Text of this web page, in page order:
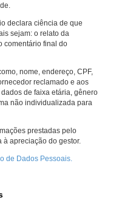
declara ciência de que
sejam: o relato da
comentário final do
nome, endereço, CPF,
reclamado e aos
de faixa etária, gênero
não individualizada para
prestadas pelo
apreciação do gestor.
de Dados Pessoais.